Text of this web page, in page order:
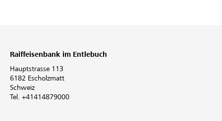
Raiffeisenbank im Entlebuch
Hauptstrasse 113
6182 Escholzmatt
Schweiz
Tel. +41414879000